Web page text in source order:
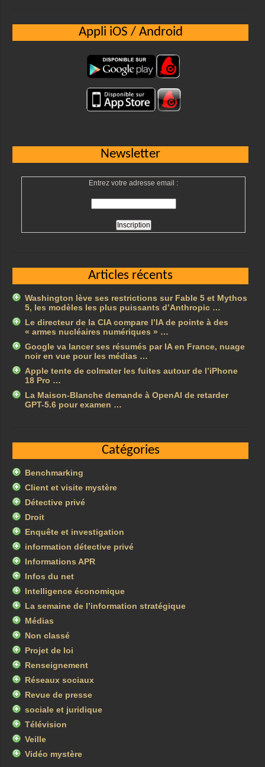
Appli iOS / Android
Newsletter
Entrez votre adresse email :
Articles récents
Washington lève ses restrictions sur Fable 5 et Mythos
5, les modèles les plus puissants d’Anthropic …
Le directeur de la CIA compare l’IA de pointe à des
« armes nucléaires numériques » …
Google va lancer ses résumés par IA en France, nuage
noir en vue pour les médias …
Apple tente de colmater les fuites autour de l’iPhone
18 Pro …
La Maison-Blanche demande à OpenAI de retarder
GPT-5.6 pour examen …
Catégories
Benchmarking
Client et visite mystère
Détective privé
Droit
Enquête et investigation
information détective privé
Informations APR
Infos du net
Intelligence économique
La semaine de l’information stratégique
Médias
Non classé
Projet de loi
Renseignement
Réseaux sociaux
Revue de presse
sociale et juridique
Télévision
Veille
Vidéo mystère